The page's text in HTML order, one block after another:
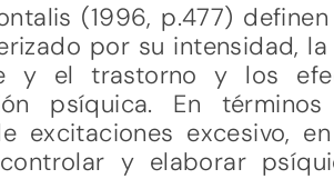
(1996, p.477)
por su intensidad,
y el trastorno y los
psíquica. En
excitaciones excesivo,
y elaborar